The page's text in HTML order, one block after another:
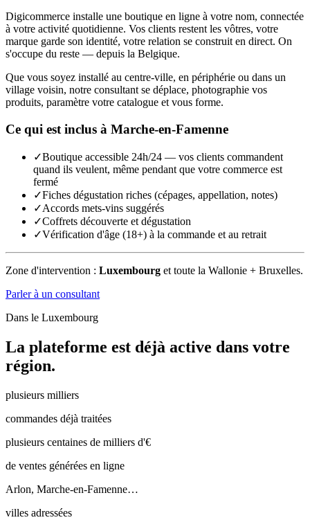
Digicommerce installe une boutique en ligne à votre nom, connectée
à votre activité quotidienne. Vos clients restent les vôtres, votre
marque garde son identité, votre relation se construit en direct. On
s'occupe du reste — depuis la Belgique.
Que vous soyez installé au centre-ville, en périphérie ou dans un
village voisin, notre consultant se déplace, photographie vos
produits, paramètre votre catalogue et vous forme.
Ce qui est inclus à Marche-en-Famenne
✓Boutique accessible 24h/24 — vos clients commandent
quand ils veulent, même pendant que votre commerce est
fermé
✓Fiches dégustation riches (cépages, appellation, notes)
✓Accords mets-vins suggérés
✓Coffrets découverte et dégustation
✓Vérification d'âge (18+) à la commande et au retrait
Zone d'intervention : Luxembourg et toute la Wallonie + Bruxelles.
Parler à un consultant
Dans le Luxembourg
La plateforme est déjà active dans votre
région.
plusieurs milliers
commandes déjà traitées
plusieurs centaines de milliers d'€
de ventes générées en ligne
Arlon, Marche-en-Famenne…
villes adressées